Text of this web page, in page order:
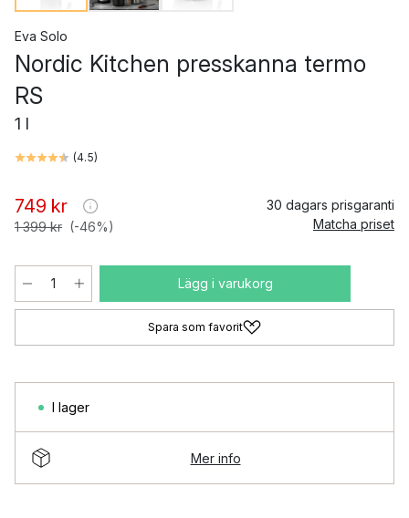
Eva Solo
Nordic Kitchen presskanna termo
RS
1 l
(4.5)
749 kr
1 399 kr (-46%)
30 dagars prisgaranti
Matcha priset
Lägg i varukorg
Spara som favorit
I lager
Mer info